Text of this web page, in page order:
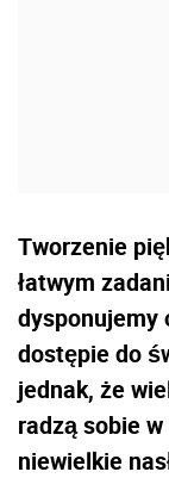
Tworzenie
łatwym
dysponujemy
dostępie do
jednak, że
radzą sobie
niewielkie